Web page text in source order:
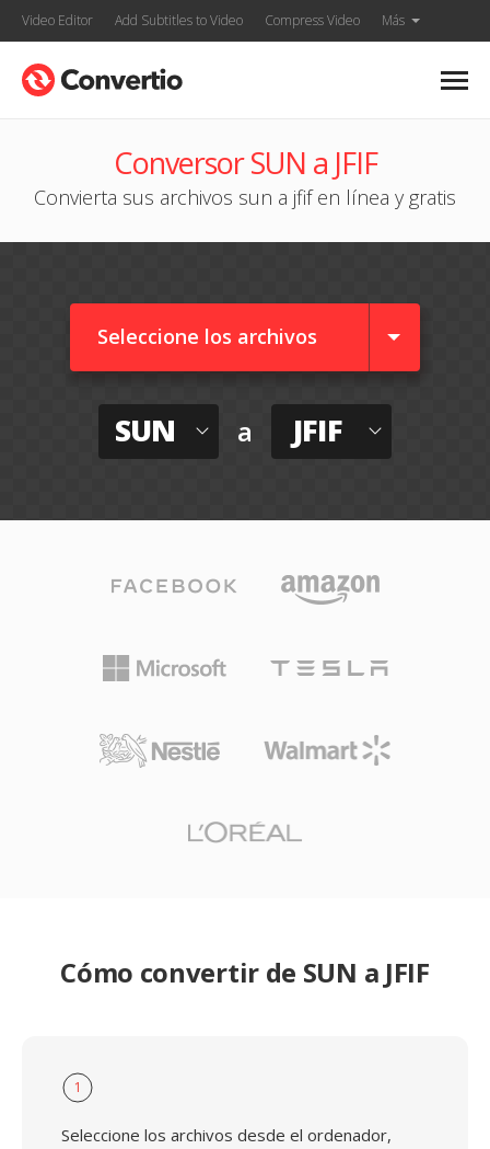
Video Editor Add Subtitles to Video Compress Video Más
Conversor SUN a JFIF
Convierta sus archivos sun a jfif en línea y gratis
Seleccione los archivos
SUN a JFIF
Cómo convertir de SUN a JFIF
1
Seleccione los archivos desde el ordenador,